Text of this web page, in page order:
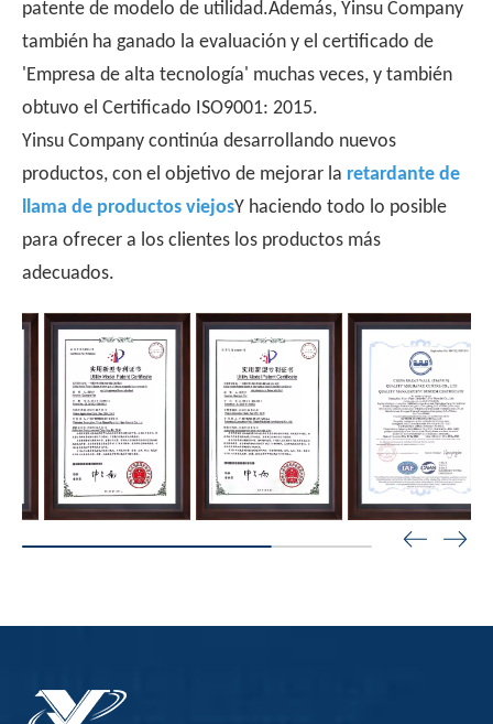
patente de modelo de utilidad.Además, Yinsu Company
también ha ganado la evaluación y el certificado de
'Empresa de alta tecnología' muchas veces, y también
obtuvo el Certificado ISO9001: 2015.
Yinsu Company continúa desarrollando nuevos
productos, con el objetivo de mejorar la retardante de
llama de productos viejosY haciendo todo lo posible
para ofrecer a los clientes los productos más
adecuados.